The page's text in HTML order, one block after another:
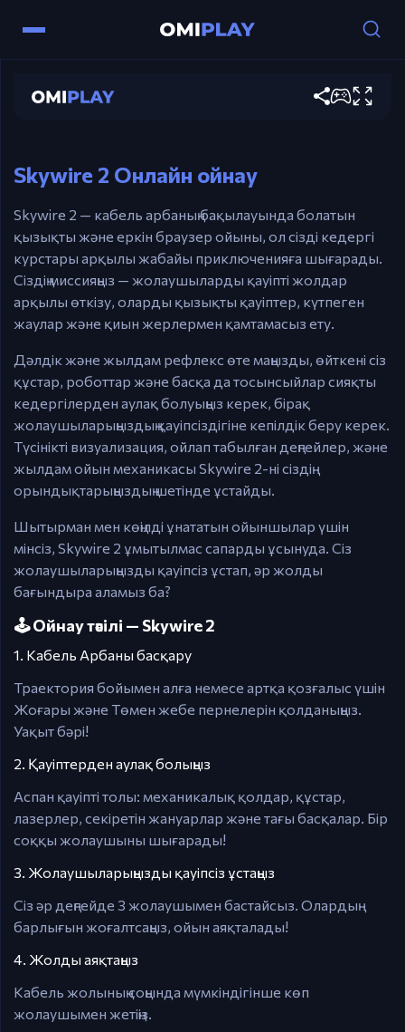
Skywire 2
Жебе пернелері – кабель арба
Skywire 2 Онлайн ойнау
Skywire 2 — кабель арбаның бақылауында болатын
қызықты және еркін браузер ойыны, ол сізді кедергі
курстары арқылы жабайы приключенияға шығарады.
Сіздің миссияңыз — жолаушыларды қауіпті жолдар
арқылы өткізу, оларды қызықты қауіптер, күтпеген
жаулар және қиын жерлермен қамтамасыз ету.
Дәлдік және жылдам рефлекс өте маңызды, өйткені сіз
құстар, роботтар және басқа да тосынсыйлар сияқты
кедергілерден аулақ болуыңыз керек, бірақ
жолаушыларыңыздың қауіпсіздігіне кепілдік беру керек.
Түсінікті визуализация, ойлап табылған деңгейлер, және
жылдам ойын механикасы Skywire 2-ні сіздің
орындықтарыңыздың шетінде ұстайды.
Шытырман мен көңілді ұнататын ойыншылар үшін
мінсіз, Skywire 2 ұмытылмас сапарды ұсынуда. Сіз
жолаушыларыңызды қауіпсіз ұстап, әр жолды
бағындыра аламыз ба?
🕹️ Ойнау тәсілі — Skywire 2
1. Кабель Арбаны басқару
Траектория бойымен алға немесе артқа қозғалыс үшін
Жоғары және Төмен жебе пернелерін қолданыңыз.
Уақыт бәрі!
2. Қауіптерден аулақ болыңыз
Аспан қауіпті толы: механикалық қолдар, құстар,
лазерлер, секіретін жануарлар және тағы басқалар. Бір
соққы жолаушыны шығарады!
3. Жолаушыларыңызды қауіпсіз ұстаңыз
Сіз әр деңгейде 3 жолаушымен бастайсыз. Олардың
барлығын жоғалтсаңыз, ойын аяқталады!
4. Жолды аяқтаңыз
Кабель жолының соңында мүмкіндігінше көп
жолаушымен жетіңіз.